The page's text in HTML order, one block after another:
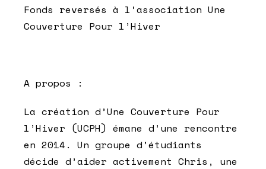
Fonds reversés à l’association Une
Couverture Pour l’Hiver
A propos :
La création d’Une Couverture Pour
l’Hiver (UCPH) émane d’une rencontre
en 2014. Un groupe d’étudiants
décide d’aider activement Chris, une